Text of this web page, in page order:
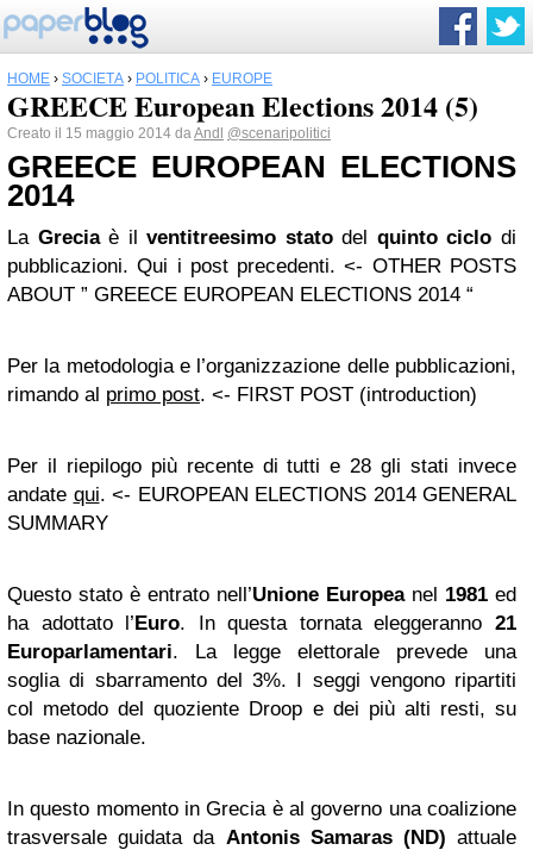
HOME › SOCIETÀ › POLITICA › EUROPE
GREECE European Elections 2014 (5)
Creato il 15 maggio 2014 daAndl @scenaripolitici
GREECE EUROPEAN ELECTIONS
2014
LaGreciaè il ventitreesimo statodel quinto ciclo di
pubblicazioni. Qui i post precedenti. <- OTHER POSTS
ABOUT ” GREECE EUROPEAN ELECTIONS 2014 “
Per la metodologia e l’organizzazione delle pubblicazioni,
rimando al primo post. <- FIRST POST (introduction)
Per il riepilogo più recente di tutti e 28 gli stati invece
andate qui. <- EUROPEAN ELECTIONS 2014 GENERAL
SUMMARY
Questo stato è entrato nell’Unione Europeanel 1981 ed
ha adottato l’Euro. In questa tornata eleggeranno21
Europarlamentari. La legge elettorale prevede una
soglia di sbarramento del 3%. I seggi vengono ripartiti
col metodo del quoziente Droop e dei più alti resti, su
base nazionale.
In questo momento in Grecia è al governo una coalizione
trasversale guidata da Antonis Samaras (ND) attuale